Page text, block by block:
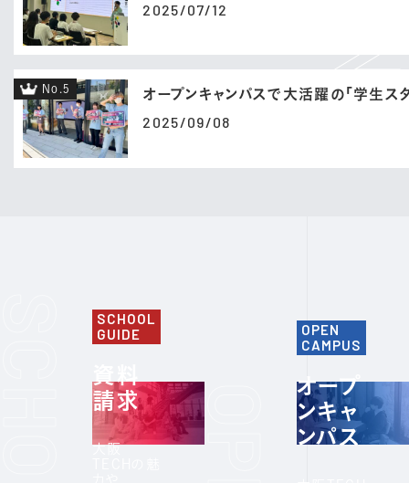
2025/07/12
No.5 オープンキャンパスで大活躍の「学生ス
2025/09/08
SCHOOL
GUIDE
資料
請求
大阪
OPEN
CAMPUS
オープ
ンキャ
ンパス